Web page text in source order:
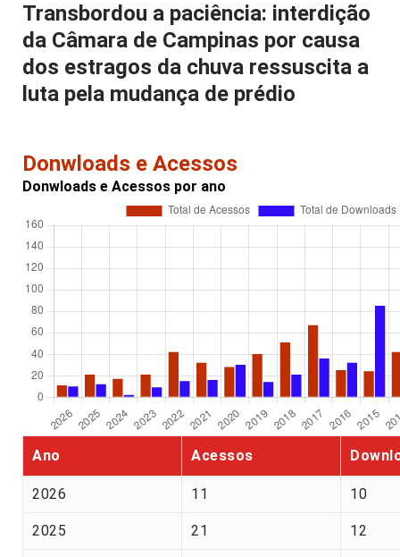
Transbordou a paciência: interdição
da Câmara de Campinas por causa
dos estragos da chuva ressuscita a
luta pela mudança de prédio
Donwloads e Acessos
Donwloads e Acessos por ano
Ano Acessos
2026 11 10
2025 21 12